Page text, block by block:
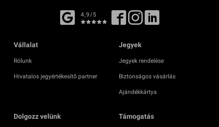
4,9/5
Vállalat
Rólunk
Hivatalos jegyértékesítő partner
Jegyek
Jegyek rendelése
Biztonságos vásárlás
Ajándékkártya
Dolgozz velünk Támogatás